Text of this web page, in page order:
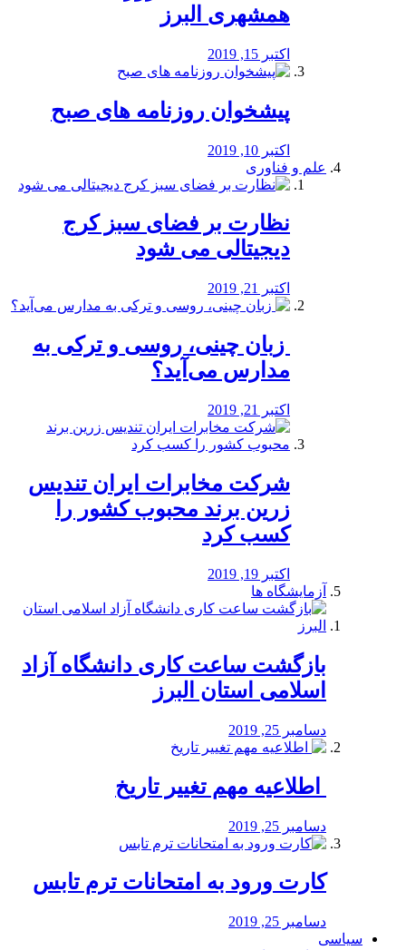
همشهری البرز
اکتبر 15, 2019
پیشخوان روزنامه های صبح
اکتبر 10, 2019
علم و فناوری
نظارت بر فضای سبز کرج
دیجیتالی می شود
اکتبر 21, 2019
️ زبان چینی، روسی و ترکی به
مدارس می‌آید؟
اکتبر 21, 2019
شرکت مخابرات ایران تندیس
زرین برند محبوب کشور را
کسب کرد
اکتبر 19, 2019
آزمایشگاه ها
بازگشت ساعت کاری دانشگاه آزاد
اسلامی استان البرز
دسامبر 25, 2019
️ اطلاعیه مهم تغییر تاریخ
دسامبر 25, 2019
کارت ورود به امتحانات ترم تابس
دسامبر 25, 2019
سیاسی